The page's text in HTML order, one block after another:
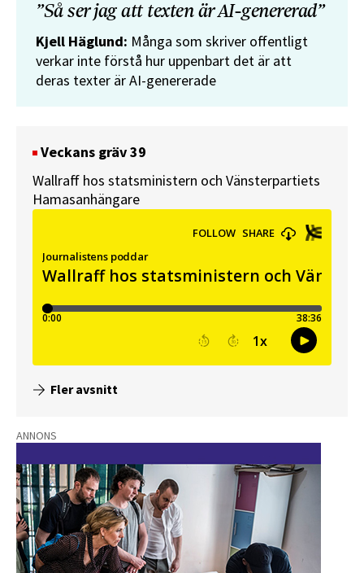
”Så ser jag att texten är AI-genererad”
Kjell Häglund: Många som skriver offentligt
verkar inte förstå hur uppenbart det är att
deras texter är AI-genererade
Veckans gräv 39
Wallraff hos statsministern och Vänsterpartiets
Hamasanhängare
Fler avsnitt
ANNONS